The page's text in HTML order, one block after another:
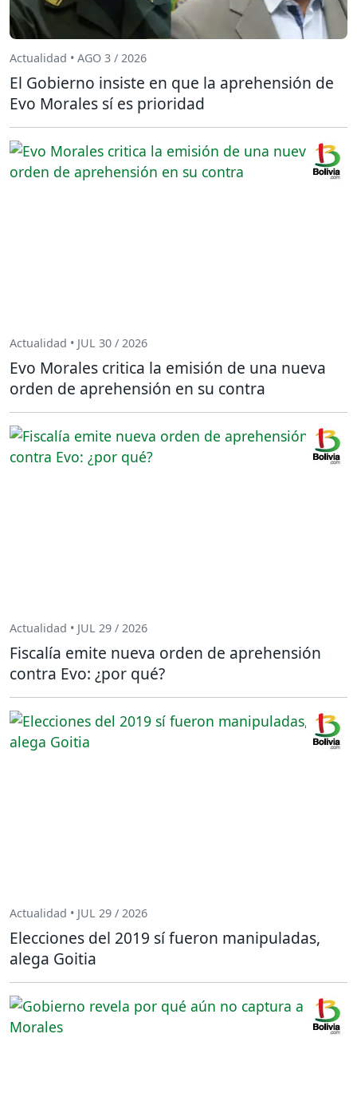
Actualidad • AGO 3 / 2026
El Gobierno insiste en que la aprehensión de
Evo Morales sí es prioridad
Actualidad • JUL 30 / 2026
Evo Morales critica la emisión de una nueva
orden de aprehensión en su contra
Actualidad • JUL 29 / 2026
Fiscalía emite nueva orden de aprehensión
contra Evo: ¿por qué?
Actualidad • JUL 29 / 2026
Elecciones del 2019 sí fueron manipuladas,
alega Goitia